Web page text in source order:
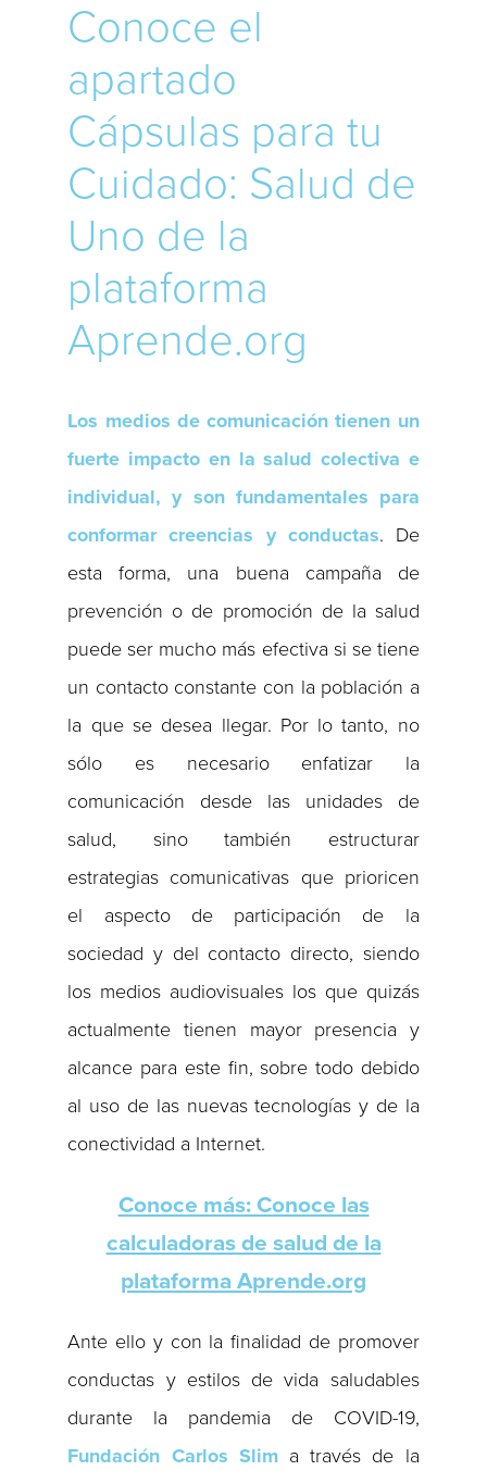
Conoce el
apartado
Cápsulas para tu
Cuidado: Salud de
Uno de la
plataforma
Aprende.org
Los medios de comunicación tienen un
fuerte impacto en la salud colectiva e
individual, y son fundamentales para
conformar creencias y conductas. De
esta forma, una buena campaña de
prevención o de promoción de la salud
puede ser mucho más efectiva si se tiene
un contacto constante con la población a
la que se desea llegar. Por lo tanto, no
sólo es necesario enfatizar la
comunicación desde las unidades de
salud, sino también estructurar
estrategias comunicativas que prioricen
el aspecto de participación de la
sociedad y del contacto directo, siendo
los medios audiovisuales los que quizás
actualmente tienen mayor presencia y
alcance para este fin, sobre todo debido
al uso de las nuevas tecnologías y de la
conectividad a Internet.
Conoce más: Conoce las
calculadoras de salud de la
plataforma Aprende.org
Ante ello y con la finalidad de promover
conductas y estilos de vida saludables
durante la pandemia de COVID-19,
Fundación Carlos Slima través de la